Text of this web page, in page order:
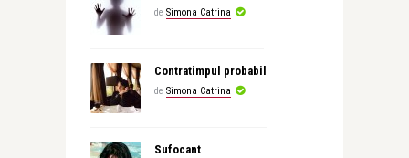
de Simona Catrina
Contratimpul probabil
de Simona Catrina
Sufocant